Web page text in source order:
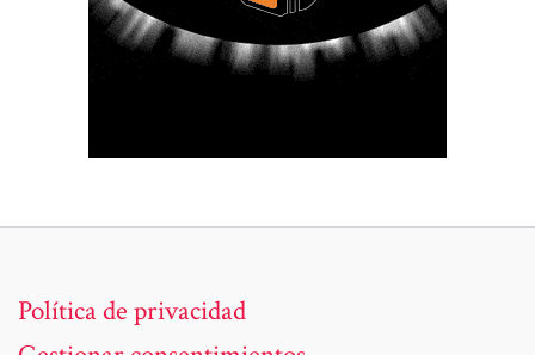
Política de privacidad